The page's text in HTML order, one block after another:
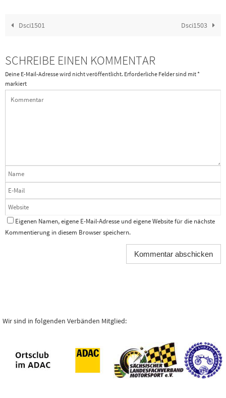
Dsci1501 Dsci1503
SCHREIBE EINEN KOMMENTAR
Deine E-Mail-Adresse wird nicht veröffentlicht. Erforderliche Felder sind mit*
markiert
Eigenen Namen, eigene E-Mail-Adresse und eigene Website für die nächste
Kommentierung in diesem Browser speichern.
Wir sind in folgenden Verbänden Mitglied: